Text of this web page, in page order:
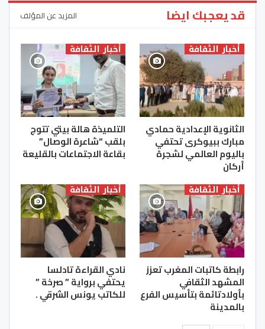
قد يعجبك ايضا المزيد عن المؤلف
أخبار الثقافة
الثانوية الإعدادية حمادي
مبارك ببيوكرى تحتفي
باليوم العالمي لشجرة
أركان
أخبار الثقافة
التلميذة هالة بيتي تتوج
بلقب “شاعرة الوصال”
بقاعة الاجتماعات بالقليعة
أخبار الثقافة
رابطة كاتبات المغرب تعزز
المشهد الثقافي
بأولادتائمة بتأسيس الفرع
بالمدينة
أخبار الثقافة
نادي القراءة تادلسا
يحتفي برواية ” صرخة ”
للكاتب يونس الشرقي .